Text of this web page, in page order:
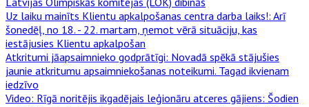
Uz laiku mainīts Klientu apkalpošanas centra darba laiks!: Arī
šonedēļ, no 18. - 22. martam, ņemot vērā situāciju, kas
iestājusies Klientu apkalpošan
Atkritumi jāapsaimnieko godprātīgi: Novadā spēkā stājušies
jaunie atkritumu apsaimniekošanas noteikumi. Tagad ikvienam
iedzīvo
Video: Rīgā noritējis ikgadējais leģionāru atceres gājiens: Šodien